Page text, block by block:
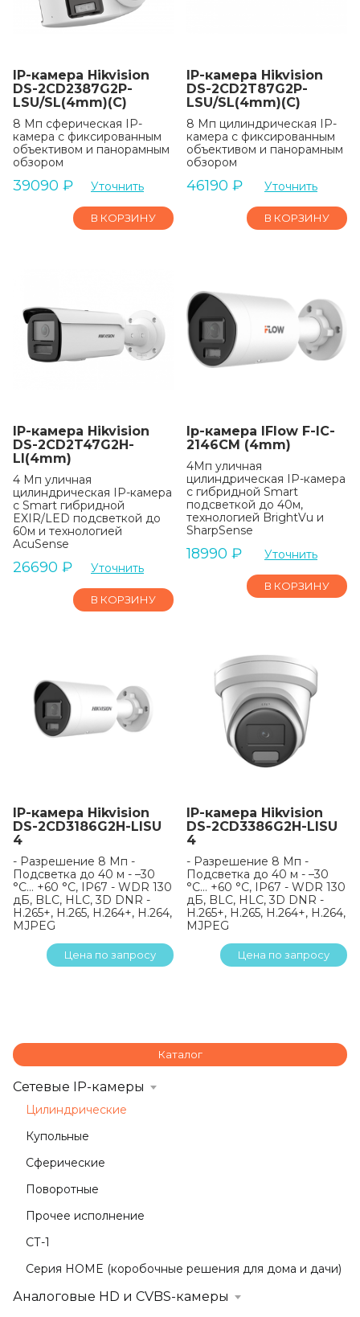
IP-камера Hikvision
DS-2CD2387G2P-
LSU/SL(4mm)(C)
8 Мп сферическая IP-
камера с фиксированным
объективом и панорамным
обзором
39090 ₽ Уточнить
В КОРЗИНУ
IP-камера Hikvision
DS-2CD2T87G2P-
LSU/SL(4mm)(C)
8 Мп цилиндрическая IP-
камера с фиксированным
объективом и панорамным
обзором
46190 ₽ Уточнить
В КОРЗИНУ
IP-камера Hikvision
DS-2CD2T47G2H-
LI(4mm)
4 Мп уличная
цилиндрическая IP-камера
c Smart гибридной
EXIR/LED подсветкой до
60м и технологией
AcuSense
26690 ₽ Уточнить
В КОРЗИНУ
Ip-камера IFlow F-IC-
2146CM (4mm)
4Мп уличная
цилиндрическая IP-камера
с гибридной Smart
подсветкой до 40м,
технологией BrightVu и
SharpSense
18990 ₽ Уточнить
В КОРЗИНУ
IP-камера Hikvision
DS-2CD3186G2H-LISU
4
- Разрешение 8 Мп -
Подсветка до 40 м - –30
°C… +60 °C, IP67 - WDR 130
дБ, BLC, HLC, 3D DNR -
H.265+, H.265, H.264+, H.264,
MJPEG
Цена по запросу
IP-камера Hikvision
DS-2CD3386G2H-LISU
4
- Разрешение 8 Мп -
Подсветка до 40 м - –30
°C… +60 °C, IP67 - WDR 130
дБ, BLC, HLC, 3D DNR -
H.265+, H.265, H.264+, H.264,
MJPEG
Цена по запросу
Каталог
Сетевые IP-камеры
Цилиндрические
Купольные
Сферические
Поворотные
Прочее исполнение
СТ-1
Серия HOME (коробочные решения для дома и дачи)
Аналоговые HD и CVBS-камеры